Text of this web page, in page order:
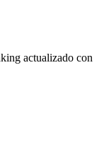
actualizado con